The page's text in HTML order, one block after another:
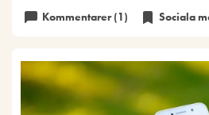
Kommentarer (1)
Sociala